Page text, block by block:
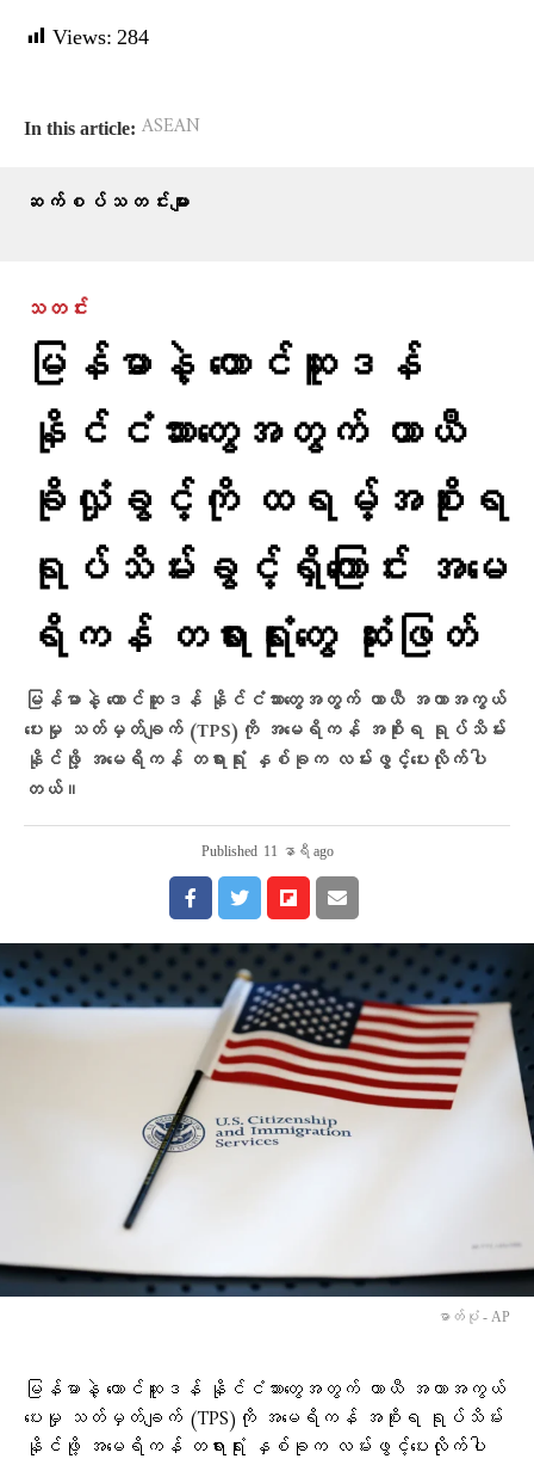
Views: 284
In this article: ASEAN
ဆက်စပ်သတင်းများ
သတင်း
မြန်မာနဲ့ တောင်ဆူဒန်
နိုင်ငံသားတွေအတွက် ယာယီ
ခိုလှုံခွင့်ကို ထရမ့်အစိုးရ
ရုပ်သိမ်းခွင့်ရှိကြောင်း အမေ
ရိကန် တရားရုံးတွေ ဆုံးဖြတ်
မြန်မာနဲ့ တောင်ဆူဒန် နိုင်ငံသားတွေအတွက် ယာယီ အကာအကွယ်
ပေးမှု သတ်မှတ်ချက် (TPS)ကို အမေရိကန် အစိုးရ ရုပ်သိမ်း
နိုင်ဖို့ အမေရိကန် တရားရုံး နှစ်ခုက လမ်းဖွင့်ပေးလိုက်ပါ
တယ်။
Published 11 နာရီ ago
ဓာတ်ပုံ - AP
မြန်မာနဲ့ တောင်ဆူဒန် နိုင်ငံသားတွေအတွက် ယာယီ အကာအကွယ်
ပေးမှု သတ်မှတ်ချက် (TPS)ကို အမေရိကန် အစိုးရ ရုပ်သိမ်း
နိုင်ဖို့ အမေရိကန် တရားရုံး နှစ်ခုက လမ်းဖွင့်ပေးလိုက်ပါ